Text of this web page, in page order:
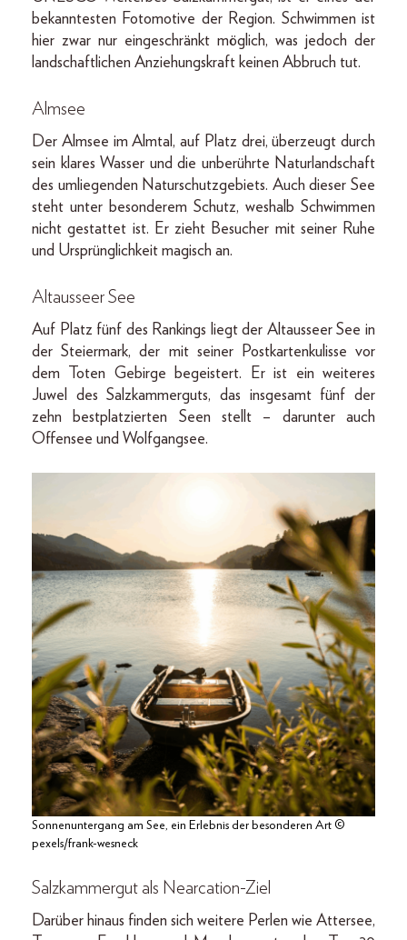
bekanntesten Fotomotive der Region. Schwimmen ist
hier zwar nur eingeschränkt möglich, was jedoch der
landschaftlichen Anziehungskraft keinen Abbruch tut.
Almsee
Der Almsee im Almtal, auf Platz drei, überzeugt durch
sein klares Wasser und die unberührte Naturlandschaft
des umliegenden Naturschutzgebiets. Auch dieser See
steht unter besonderem Schutz, weshalb Schwimmen
nicht gestattet ist. Er zieht Besucher mit seiner Ruhe
und Ursprünglichkeit magisch an.
Altausseer See
Auf Platz fünf des Rankings liegt der Altausseer See in
der Steiermark, der mit seiner Postkartenkulisse vor
dem Toten Gebirge begeistert. Er ist ein weiteres
Juwel des Salzkammerguts, das insgesamt fünf der
zehn bestplatzierten Seen stellt – darunter auch
Offensee und Wolfgangsee.
Sonnenuntergang am See, ein Erlebnis der besonderen Art ©
pexels/frank-wesneck
Salzkammergut als Nearcation-Ziel
Darüber hinaus finden sich weitere Perlen wie Attersee,